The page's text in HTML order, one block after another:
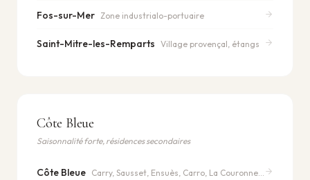
Fos-sur-Mer Zone industrialo-portuaire
Saint-Mitre-les-Remparts Village provençal, étangs
Côte Bleue
Saisonnalité forte, résidences secondaires
Côte Bleue Carry, Sausset, Ensuès, Carro, La Couronne…